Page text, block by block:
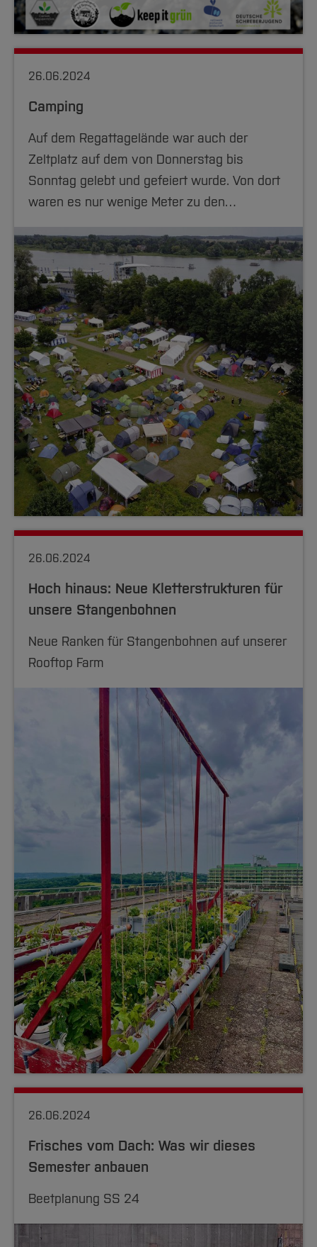
Arbeiten im FB G
Forschung und Projekte
International
Team
Service
Studiengänge
Studieninteressierte
Aktuelles
Studium
Fachgruppen
Forschung und Entwicklung
International
Team
Service
Amtliche Bekanntmachungen
Notfall-Infos
BO Shop
Familiengerechte Hochschule
Gleichstellung
Diskriminierungsfreie Hochschule
Vertretungen
Wahlen
Hochschulbibliothek
Hochschulkommunikation
Medienzentrum
qed-Stiftung
Zentrale Studienberatung
SolarSwarm
26.06.2024
Camping
Auf dem Regattagelände war auch der
Zeltplatz auf dem von Donnerstag bis
Sonntag gelebt und gefeiert wurde. Von dort
waren es nur wenige Meter zu den…
26.06.2024
Hoch hinaus: Neue Kletterstrukturen für
unsere Stangenbohnen
Neue Ranken für Stangenbohnen auf unserer
Rooftop Farm
26.06.2024
Frisches vom Dach: Was wir dieses
Semester anbauen
Beetplanung SS 24